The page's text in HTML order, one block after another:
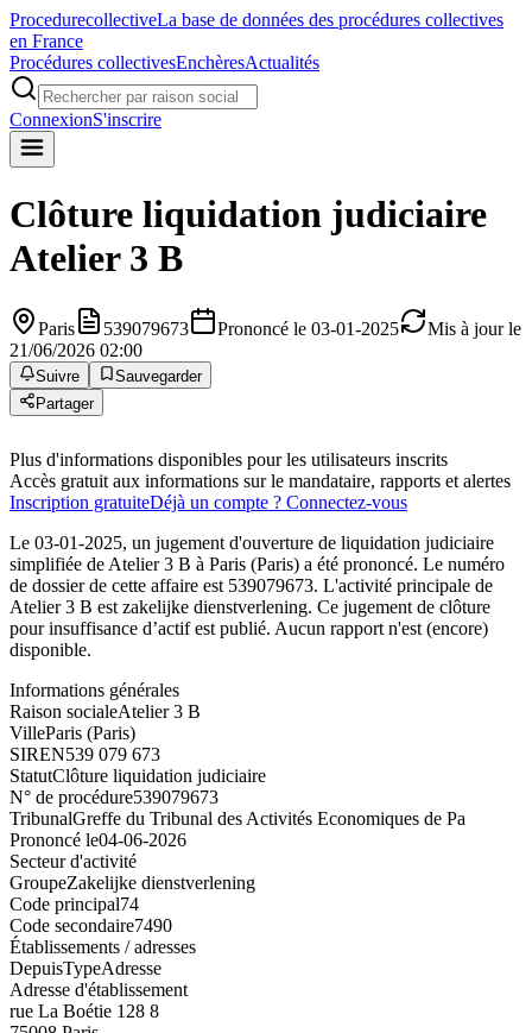
ProcedurecollectiveLa base de données des procédures collectives
en France
Procédures collectivesEnchèresActualités
ConnexionS'inscrire
Clôture liquidation judiciaire
Atelier 3 B
Paris 539079673 Prononcé le 03-01-2025
Mis à jour le
21/06/2026 02:00
Suivre
Sauvegarder
Partager
Plus d'informations disponibles pour les utilisateurs inscrits
Accès gratuit aux informations sur le mandataire, rapports et alertes
Inscription gratuiteDéjà un compte ? Connectez-vous
Le 03-01-2025, un jugement d'ouverture de liquidation judiciaire
simplifiée de Atelier 3 B à Paris (Paris) a été prononcé. Le numéro
de dossier de cette affaire est 539079673. L'activité principale de
Atelier 3 B est zakelijke dienstverlening. Ce jugement de clôture
pour insuffisance d’actif est publié. Aucun rapport n'est (encore)
disponible.
Informations générales
Raison socialeAtelier 3 B
VilleParis (Paris)
SIREN539 079 673
StatutClôture liquidation judiciaire
N° de procédure539079673
TribunalGreffe du Tribunal des Activités Economiques de Pa
Prononcé le04-06-2026
Secteur d'activité
GroupeZakelijke dienstverlening
Code principal74
Code secondaire7490
Établissements / adresses
DepuisTypeAdresse
Adresse d'établissement
rue La Boétie 128 8